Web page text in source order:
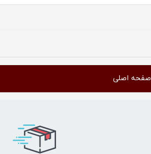
صفحه اصلی